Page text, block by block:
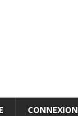
CONNEXION